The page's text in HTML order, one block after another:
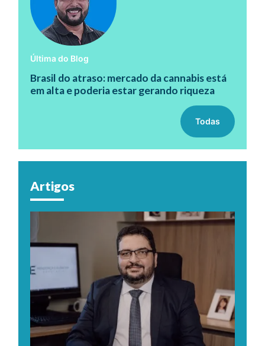
Última do Blog
Brasil do atraso: mercado da cannabis está
em alta e poderia estar gerando riqueza
Todas
Artigos